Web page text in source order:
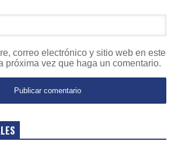
correo electrónico y sitio web en este
próxima vez que haga un comentario.